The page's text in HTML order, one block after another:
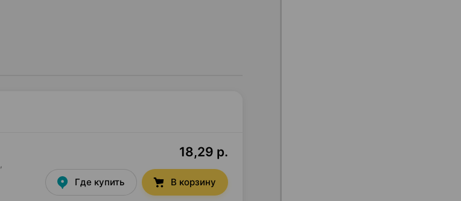
18,29 р.
Где купить В корзину